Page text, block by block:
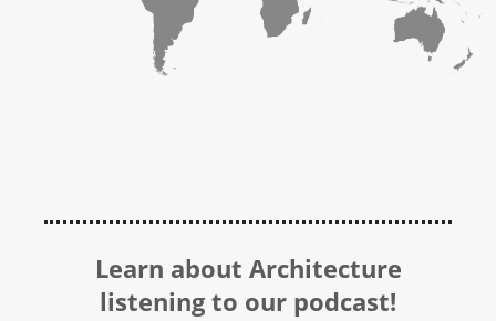
Learn about Architecture
listening to our podcast!